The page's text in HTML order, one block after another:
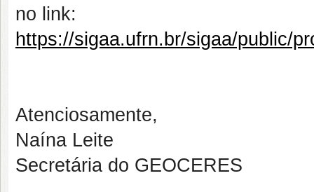
no link:
https://sigaa.ufrn.br/sigaa/public/
Atenciosamente,
Naína Leite
Secretária do GEOCERES